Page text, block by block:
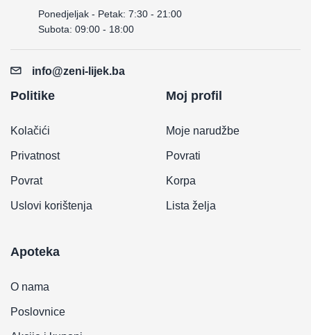
Ponedjeljak - Petak: 7:30 - 21:00
Subota: 09:00 - 18:00
info@zeni-lijek.ba
Politike
Kolačići
Privatnost
Povrat
Uslovi korištenja
Moj profil
Moje narudžbe
Povrati
Korpa
Lista želja
Apoteka
O nama
Poslovnice